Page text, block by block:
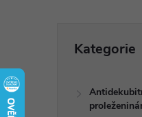
kategorie
Kategorie